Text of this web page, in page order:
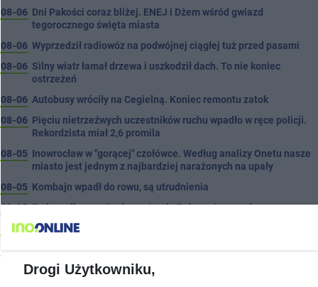
08-06 Dni Pakości coraz bliżej. ENEJ i Dżem wśród gwiazd
tegorocznego święta miasta
08-06 Wyprzedził radiowóz na podwójnej ciągłej tuż przed pasami
08-06 Silny wiatr łamał drzewa i uszkodził dach. To nie koniec
ostrzeżeń
08-06 Autobusy wróciły na Cegielną. Koniec remontu zatok
08-06 Pięciu nietrzeźwych uczestników ruchu wpadło w ręce policji.
Rekordzista miał 2,6 promila
08-05 Inowrocław w "gorącej" czołówce. Według analizy Onetu nasze
miasto jest jednym z najbardziej narażonych na upały
08-05 Kombajn wpadł do rowu, są utrudnienia
08-05 Zmiany dla pasażerów na trasie Rojewo-Inowrocław
08-05 W sobotę Kujawski Festiwal Pieśni Ludowej
strażaków
Drogi Użytkowniku,